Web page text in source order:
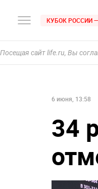
КУБОК РОССИИ
Посещая сайт life.ru, Вы
6 июня, 13:58
34